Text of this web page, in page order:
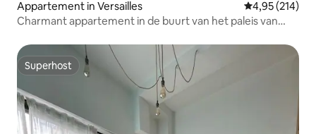
Appartement in Versailles Gemiddelde
4,95 (214)
Charmant appartement in de buurt van het paleis van
Superhost
Superhost